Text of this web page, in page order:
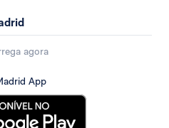
agora
App